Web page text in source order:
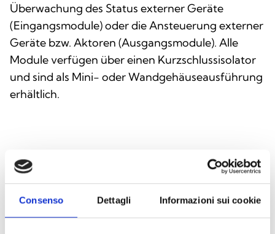
Consenso Dettagli Informazioni sui cookie
Überwachung des Status externer Geräte
(Eingangsmodule) oder die Ansteuerung externer
Geräte bzw. Aktoren (Ausgangsmodule). Alle
Module verfügen über einen Kurzschlussisolator
und sind als Mini- oder Wandgehäuseausführung
erhältlich.